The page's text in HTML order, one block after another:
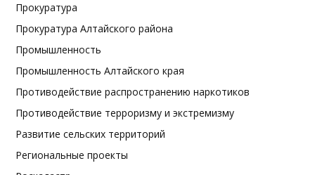
Прокуратура
Прокуратура Алтайского района
Промышленность
Промышленность Алтайского края
Противодействие распространению наркотиков
Противодействие терроризму и экстремизму
Развитие сельских территорий
Региональные проекты